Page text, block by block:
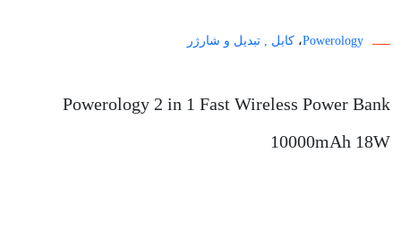
Powerology، کابل , تبدیل و شارژر
Powerology 2 in 1 Fast Wireless Power Bank
10000mAh 18W